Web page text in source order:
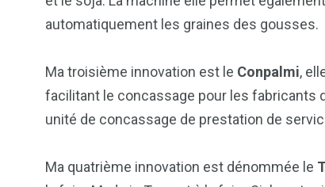
automatiquement les graines des gousses.
Ma troisième innovation est le Conpalmi,
facilitant le concassage pour les fabricants
unité de concassage de prestation de
Ma quatrième innovation est dénommée le